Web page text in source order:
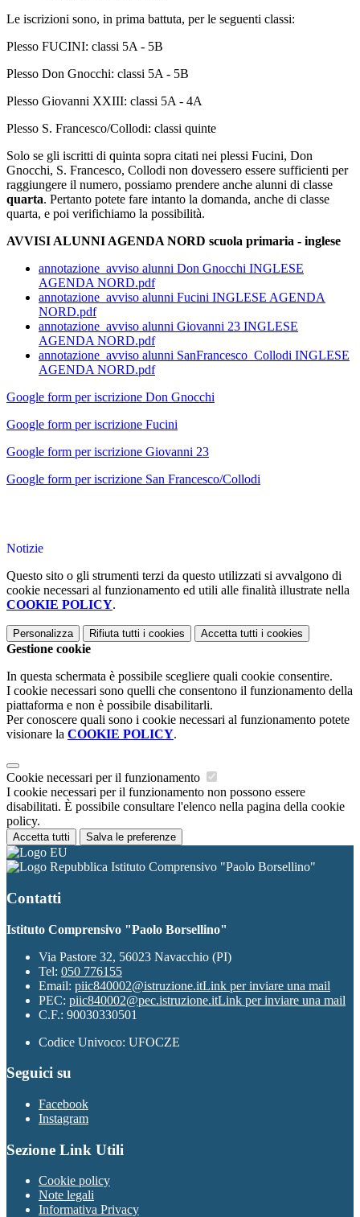
Le iscrizioni sono, in prima battuta, per le seguenti classi:
Plesso FUCINI: classi 5A - 5B
Plesso Don Gnocchi: classi 5A - 5B
Plesso Giovanni XXIII: classi 5A - 4A
Plesso S. Francesco/Collodi: classi quinte
Solo se gli iscritti di quinta sopra citati nei plessi Fucini, Don
Gnocchi, S. Francesco, Collodi non dovessero essere sufficienti per
raggiungere il numero, possiamo prendere anche alunni di classe
quarta. Pertanto potete fare intanto la domanda, anche di classe
quarta, e poi verifichiamo la possibilità.
AVVISI ALUNNI AGENDA NORD scuola primaria - inglese
annotazione_avviso alunni Don Gnocchi INGLESE
AGENDA NORD.pdf
annotazione_avviso alunni Fucini INGLESE AGENDA
NORD.pdf
annotazione_avviso alunni Giovanni 23 INGLESE
AGENDA NORD.pdf
annotazione_avviso alunni SanFrancesco_Collodi INGLESE
AGENDA NORD.pdf
Google form per iscrizione Don Gnocchi
Google form per iscrizione Fucini
Google form per iscrizione Giovanni 23
Google form per iscrizione San Francesco/Collodi
Notizie
Questo sito o gli strumenti terzi da questo utilizzati si avvalgono di
cookie necessari al funzionamento ed utili alle finalità illustrate nella
COOKIE POLICY.
Personalizza Rifiuta tutti i cookies Accetta tutti i cookies
Gestione cookie
In questa schermata è possibile scegliere quali cookie consentire.
I cookie necessari sono quelli che consentono il funzionamento della
piattaforma e non è possibile disabilitarli.
Per conoscere quali sono i cookie necessari al funzionamento potete
visionare la COOKIE POLICY.
Cookie necessari per il funzionamento
I cookie necessari per il funzionamento non possono essere
disabilitati. È possibile consultare l'elenco nella pagina della cookie
policy.
Accetta tutti Salva le preferenze
Istituto Comprensivo "Paolo Borsellino"
Contatti
Istituto Comprensivo "Paolo Borsellino"
Via Pastore 32, 56023 Navacchio (PI)
Tel: 050 776155
Email: piic840002@istruzione.itLink per inviare una mail
PEC: piic840002@pec.istruzione.itLink per inviare una mail
C.F.: 90030330501
Codice Univoco: UFOCZE
Seguici su
Facebook
Instagram
Sezione Link Utili
Cookie policy
Note legali
Informativa Privacy